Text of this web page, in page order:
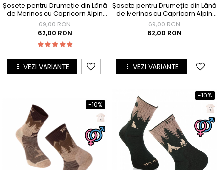
Șosete pentru Drumeție din Lână
de Merinos cu Capricorn Alpin
Galben
69,00 RON
62,00 RON
VEZI VARIANTE
Șosete pentru Drumeție din Lână
de Merinos cu Capricorn Alpin
Albastru
69,00 RON
62,00 RON
VEZI VARIANTE
-10%
-10%